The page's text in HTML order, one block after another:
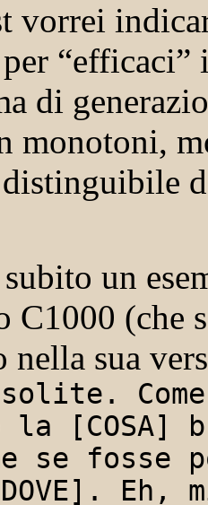
vorrei
“efficaci”
di
monotoni,
un
C1000 (che
nella sua
Come
la [COSA]
se
Eh,